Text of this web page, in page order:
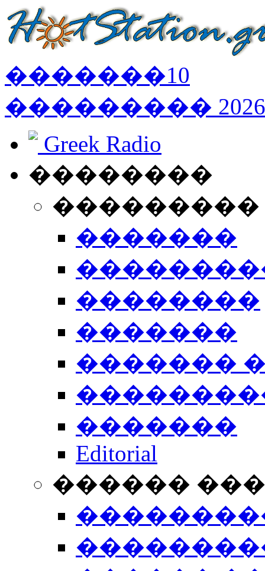
�������10
��������� 2026
Greek Radio
��������
�������
��������
�������
�������
�������
Editorial
������